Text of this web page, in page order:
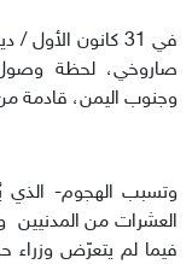
صاروخي، لحظة
وجنوب اليمن، قادمة
وتسبب الهجوم- الذي
العشرات من المدنيين
فيما لم يتعرّض وزراء